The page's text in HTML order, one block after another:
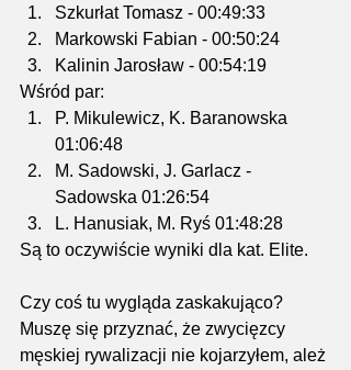
Szkurłat Tomasz - 00:49:33
Markowski Fabian - 00:50:24
Kalinin Jarosław - 00:54:19
Wśród par:
P. Mikulewicz, K. Baranowska
01:06:48
M. Sadowski, J. Garlacz -
Sadowska 01:26:54
L. Hanusiak, M. Ryś 01:48:28
Są to oczywiście wyniki dla kat. Elite.
Czy coś tu wygląda zaskakująco?
Muszę się przyznać, że zwycięzcy
męskiej rywalizacji nie kojarzyłem, ależ